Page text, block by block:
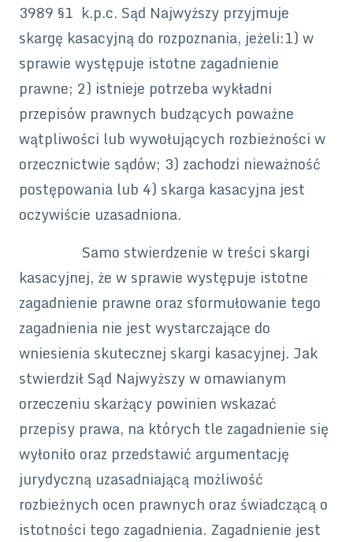
3989 §1 k.p.c. Sąd Najwyższy przyjmuje
skargę kasacyjną do rozpoznania, jeżeli:1) w
sprawie występuje istotne zagadnienie
prawne; 2) istnieje potrzeba wykładni
przepisów prawnych budzących poważne
wątpliwości lub wywołujących rozbieżności w
orzecznictwie sądów; 3) zachodzi nieważność
postępowania lub 4) skarga kasacyjna jest
oczywiście uzasadniona.
Samo stwierdzenie w treści skargi
kasacyjnej, że w sprawie występuje istotne
zagadnienie prawne oraz sformułowanie tego
zagadnienia nie jest wystarczające do
wniesienia skutecznej skargi kasacyjnej. Jak
stwierdził Sąd Najwyższy w omawianym
orzeczeniu skarżący powinien wskazać
przepisy prawa, na których tle zagadnienie się
wyłoniło oraz przedstawić argumentację
jurydyczną uzasadniającą możliwość
rozbieżnych ocen prawnych oraz świadczącą o
istotności tego zagadnienia. Zagadnienie jest